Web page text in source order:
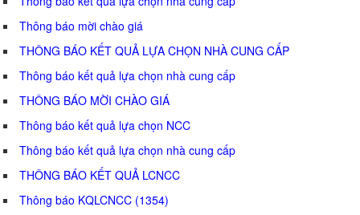
Thông báo mời chào giá
THÔNG BÁO KẾT QUẢ LỰA CHỌN NHÀ CUNG CẤP
Thông báo kết quả lựa chọn nhà cung cấp
THÔNG BÁO MỜI CHÀO GIÁ
Thông báo kết quả lựa chọn NCC
Thông báo kết quả lựa chọn nhà cung cấp
THÔNG BÁO KẾT QUẢ LCNCC
Thông báo KQLCNCC (1354)